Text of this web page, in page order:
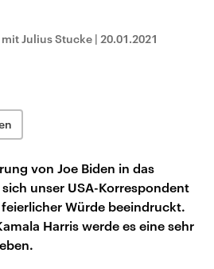
Julius Stucke | 20.01.2021
von Joe Biden in das
unser USA-Korrespondent
Würde beeindruckt.
Harris werde es eine sehr